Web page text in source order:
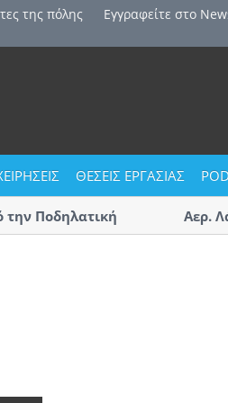
της πόλης Εγγραφείτε στο
ΘΕΣΕΙΣ ΕΡΓΑΣΙΑΣ
Ποδηλατική
Αερ.
αφίξεις